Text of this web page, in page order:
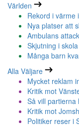
Världen
Rekord i värme
Nya platser att
Ambulans
Skjutning i
Många barn
Alla Väljare
Mycket reklam
Kritik mot
Så vill partierna
Kritik mot
Politiker reser i